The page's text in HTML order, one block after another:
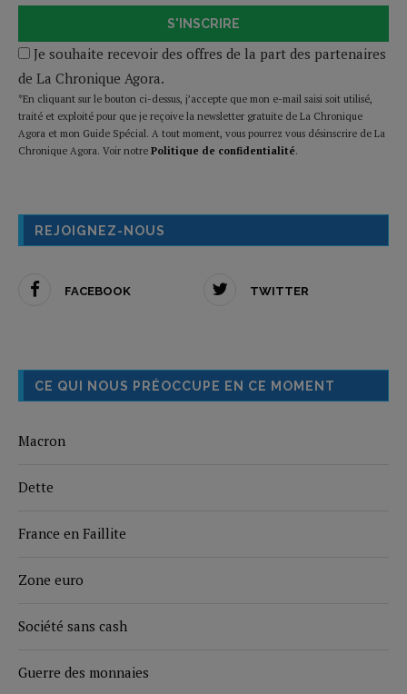
S'INSCRIRE
Je souhaite recevoir des offres de la part des partenaires
de La Chronique Agora.
*En cliquant sur le bouton ci-dessus, j’accepte que mon e-mail saisi soit utilisé,
traité et exploité pour que je reçoive la newsletter gratuite de La Chronique
Agora et mon Guide Spécial. A tout moment, vous pourrez vous désinscrire de La
Chronique Agora. Voir notre Politique de confidentialité.
REJOIGNEZ-NOUS
FACEBOOK TWITTER
CE QUI NOUS PRÉOCCUPE EN CE MOMENT
Macron
Dette
France en Faillite
Zone euro
Société sans cash
Guerre des monnaies